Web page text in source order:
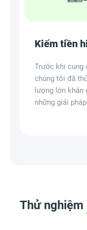
Kiếm tiền
Trước khi cung
chúng tôi đã
lượng lớn
những giải
Thử nghiệm